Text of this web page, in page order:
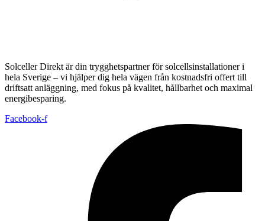
Solceller Direkt är din trygghetspartner för solcellsinstallationer i
hela Sverige – vi hjälper dig hela vägen från kostnadsfri offert till
driftsatt anläggning, med fokus på kvalitet, hållbarhet och maximal
energibesparing.
Facebook-f